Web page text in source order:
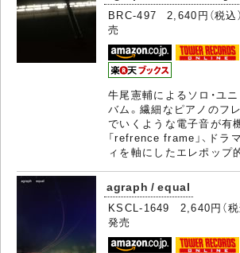
BRC-497 2,640円（税込
売
牛尾憲輔によるソロ・ユ
バム。繊細なピアノのフ
でいくような電子音が有
「refrence frame」、ドラ
ィを軸にしたエレポップ
agraph / equal
KSCL-1649 2,640円（税
発売